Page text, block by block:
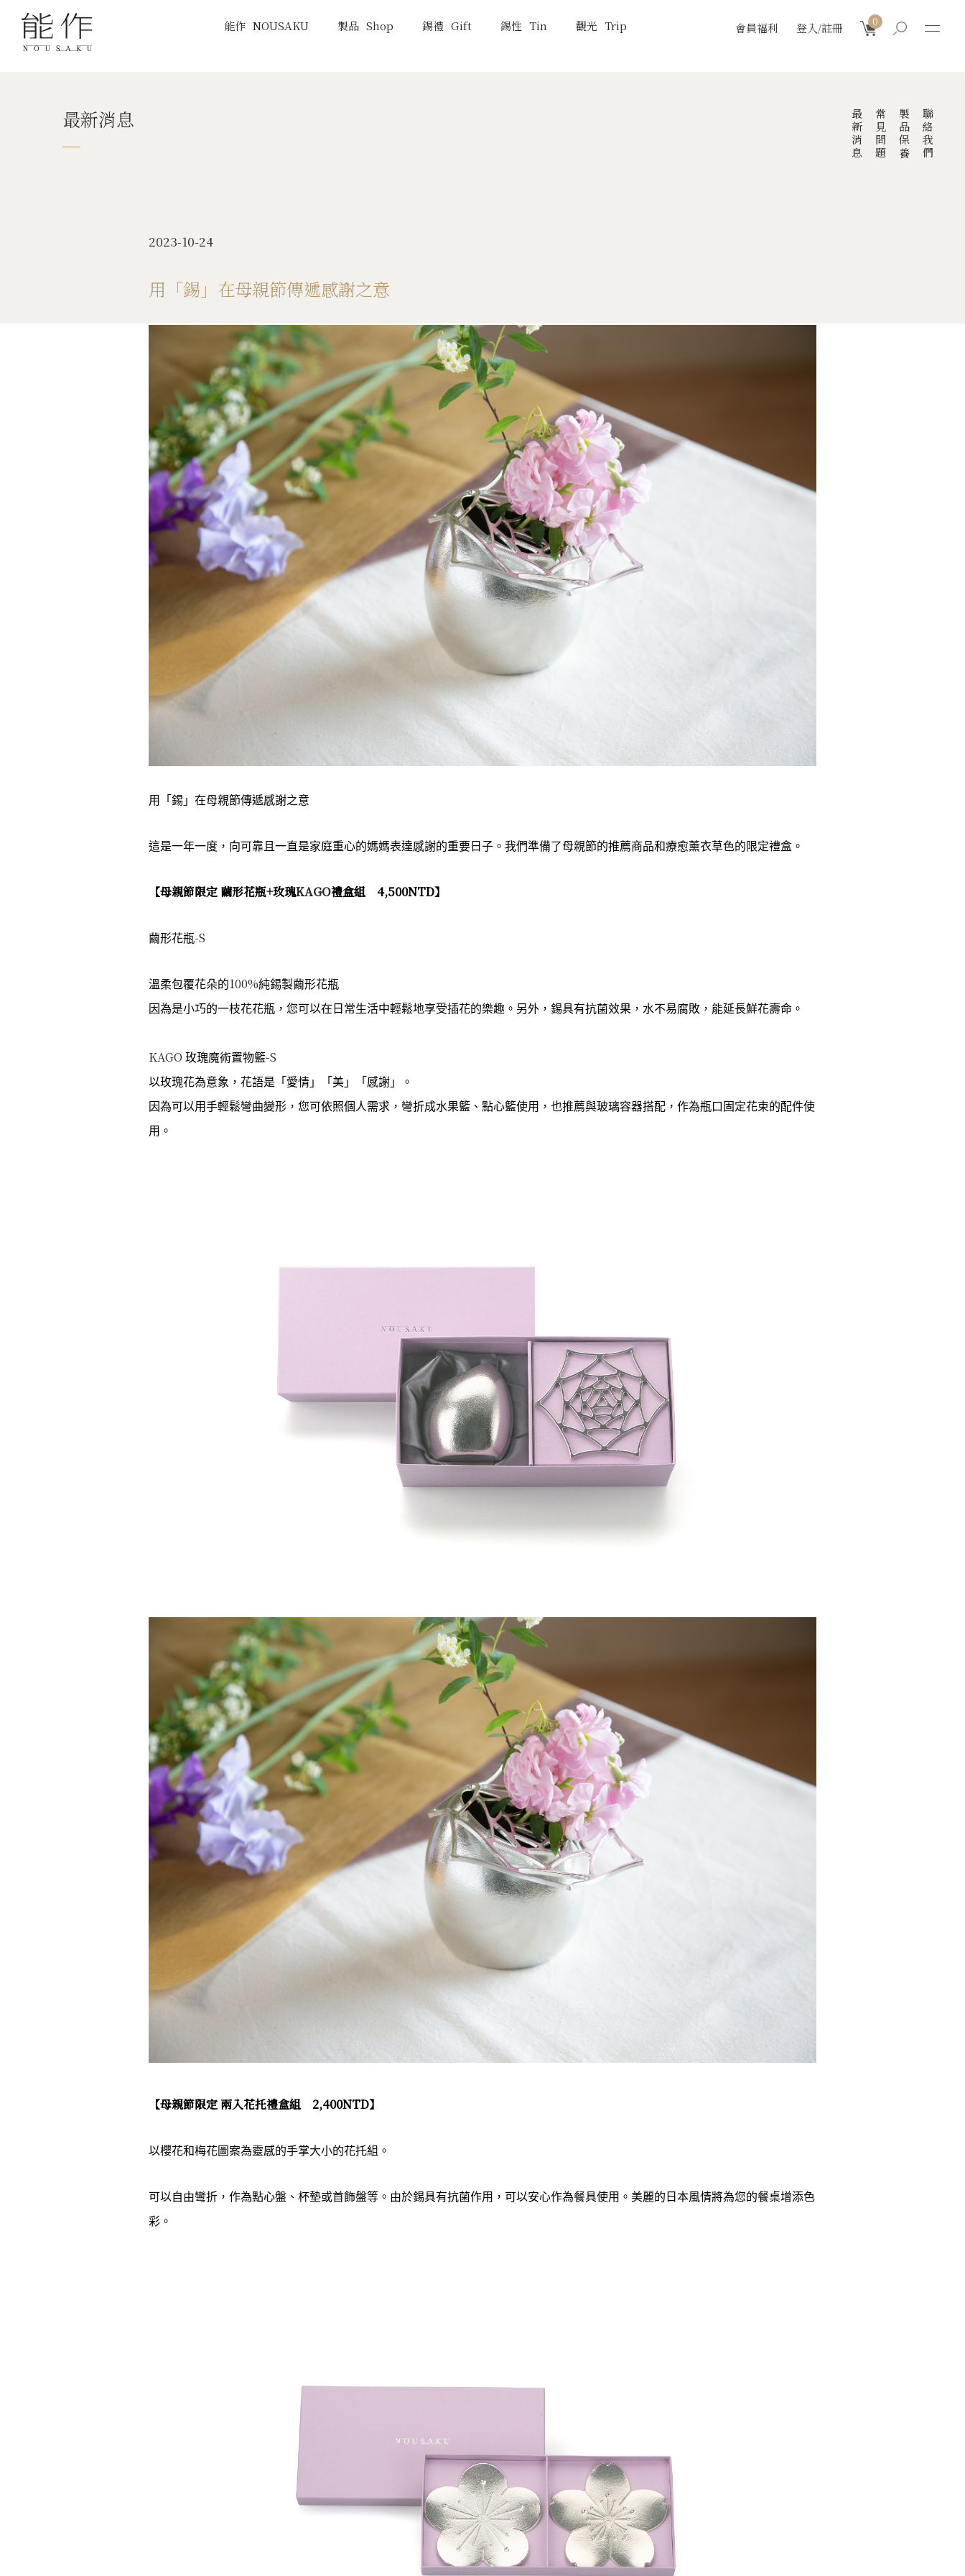
會員福利 登入/註冊 0
KAGO的柔韌魅力
無氏製作
哆啦A夢
高岡的著色技術
高岡職人
典藏日本風情
餐桌佈置靈感
品牌合作系列
Sylvie Amar Collection
浮造木紋系列
能作 NOUSAKU 製品 Shop 錫禮 Gift 錫性 Tin 觀光 Trip
最新消息 最新消息 常見問題 製品保養 聯絡我們
2023-10-24
用「錫」在母親節傳遞感謝之意
用「錫」在母親節傳遞感謝之意
這是一年一度，向可靠且一直是家庭重心的媽媽表達感謝的重要日子。 我們準備了母親節的推薦商品和療愈薰衣草色的限定禮盒。
【母親節限定 繭形花瓶+玫瑰KAGO禮盒組 4,500NTD】
繭形花瓶-S
溫柔包覆花朵的100%純錫製繭形花瓶
因為是小巧的一枝花花瓶， 您可以在日常生活中輕鬆地享受插花的樂趣。 另外，錫具有抗菌效果，水不易腐敗，能延長鮮花壽命。
KAGO 玫瑰魔術置物籃-S
以玫瑰花為意象，花語是「愛情」「美」「感謝」。
因為可以用手輕鬆彎曲變形，您可依照個人需求，彎折成水果籃、 點心籃使用，也推薦與玻璃容器搭配，作為瓶口固定花束的配件使
用 。
【母親節限定兩入花托禮盒組 2,400NTD】
以櫻花和梅花圖案為靈感的手掌大小的花托組。
可以自由彎折，作為點心盤、杯墊或首飾盤等。 由於錫具有抗菌作用，可以安心作為餐具使用。 美麗的日本風情將為您的餐桌增添色
彩。